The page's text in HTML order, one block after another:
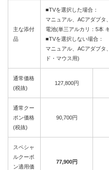
主な添付
品
■TVを選択した場合：
マニュアル、ACアダプタ
電池(単三アルカリ：5本
■TVを選択しない場合：
マニュアル、ACアダプタ
ド・マウス用)
通常価格
(税抜)
127,800円
通常クー
ポン価格
(税抜)
90,700円
スペシャ
ルクーポ
ン適用価
77,900円